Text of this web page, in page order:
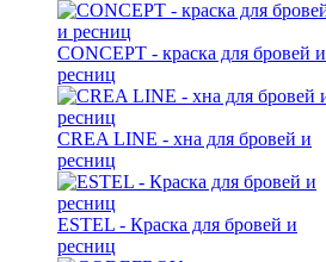
CONCEPT - краска для бровей и
ресниц
CREA LINE - хна для бровей и
ресниц
ESTEL - Краска для бровей и
ресниц